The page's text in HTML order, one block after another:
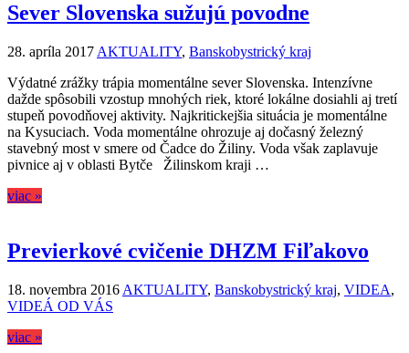
Sever Slovenska sužujú povodne
28. apríla 2017 AKTUALITY, Banskobystrický kraj
Výdatné zrážky trápia momentálne sever Slovenska. Intenzívne
dažde spôsobili vzostup mnohých riek, ktoré lokálne dosiahli aj tretí
stupeň povodňovej aktivity. Najkritickejšia situácia je momentálne
na Kysuciach. Voda momentálne ohrozuje aj dočasný železný
stavebný most v smere od Čadce do Žiliny. Voda však zaplavuje
pivnice aj v oblasti Bytče Žilinskom kraji …
viac »
Previerkové cvičenie DHZM Fiľakovo
18. novembra 2016 AKTUALITY, Banskobystrický kraj, VIDEA,
VIDEÁ OD VÁS
viac »